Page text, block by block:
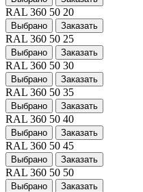
RAL 360 50 20
Выбрано Заказать
RAL 360 50 25
Выбрано Заказать
RAL 360 50 30
Выбрано Заказать
RAL 360 50 35
Выбрано Заказать
RAL 360 50 40
Выбрано Заказать
RAL 360 50 45
Выбрано Заказать
RAL 360 50 50
Выбрано Заказать